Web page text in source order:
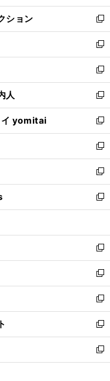
開
く
ウ
で
開
く
ン
ド
ウ
で
開
く
ウ
ィ
ン
ド
ウ
で
開
く
ション
新
し
い
ウ
ィ
ン
ド
ウ
で
開
く
新
し
い
ウ
ィ
ン
ド
ウ
で
開
く
新
し
い
ウ
ィ
ン
ド
ウ
で
開
く
人
新
し
い
ウ
ィ
ン
ド
ウ
で
開
イ yomitai
新
し
い
ウ
ィ
ン
ド
ウ
開
く
新
し
い
ウ
ィ
ン
ウ
で
開
く
新
し
い
ウ
ン
ド
ウ
で
開
く
新
し
ウ
ィ
ン
ド
ウ
で
開
く
新
し
い
ウ
ィ
ン
ド
ウ
で
開
新
し
い
ウ
ィ
ン
ド
ウ
新
し
い
ウ
ィ
ン
新
し
い
ウ
新
し